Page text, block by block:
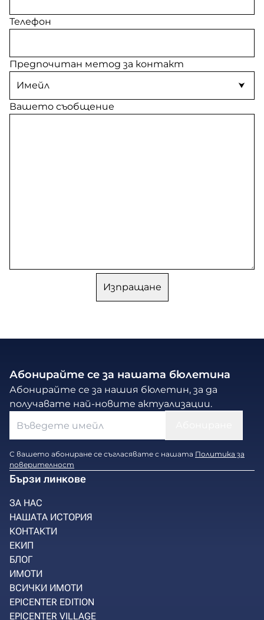
Телефон
Предпочитан метод за контакт
Вашето съобщение
Абонирайте се за нашата бюлетина
Абонирайте се за нашия бюлетин, за да
получавате най-новите актуализации.
С вашето абониране се съгласявате с нашата Политика за
поверителност
Бързи линкове
ЗА НАС
НАШАТА ИСТОРИЯ
КОНТАКТИ
ЕКИП
БЛОГ
ИМОТИ
ВСИЧКИ ИМОТИ
EPICENTER EDITION
EPICENTER VILLAGE